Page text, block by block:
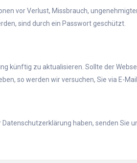
vor Verlust, Missbrauch,
sind durch ein Passwort geschützt.
künftig zu aktualisieren. Sollte der
so werden wir versuchen, Sie via E-
haben, senden Sie